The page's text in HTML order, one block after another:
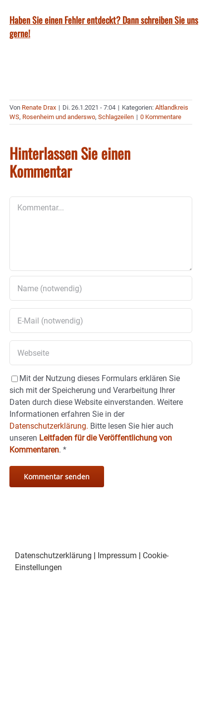
Haben Sie einen Fehler entdeckt? Dann schreiben Sie uns
gerne!
Von Renate Drax | Di. 26.1.2021 - 7:04 | Kategorien: Altlandkreis
WS, Rosenheim und anderswo, Schlagzeilen | 0 Kommentare
Hinterlassen Sie einen
Kommentar
Mit der Nutzung dieses Formulars erklären Sie
sich mit der Speicherung und Verarbeitung Ihrer
Daten durch diese Website einverstanden. Weitere
Informationen erfahren Sie in der
Datenschutzerklärung. Bitte lesen Sie hier auch
unseren Leitfaden für die Veröffentlichung von
Kommentaren. *
Datenschutzerklärung Impressum
Cookie-
Einstellungen